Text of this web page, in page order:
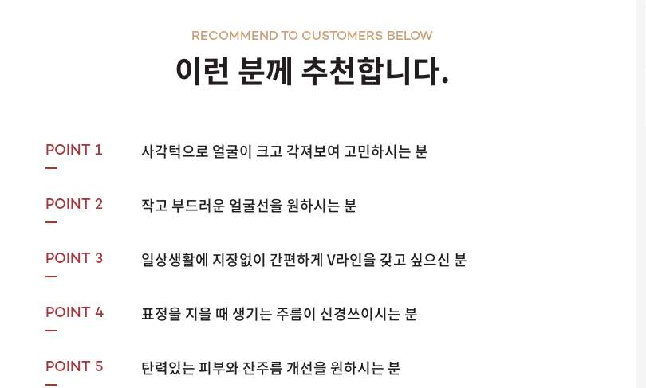
이런 분께 추천합니다.
RECOMMEND TO CUSTOMERS BELOW
POINT 1 사각턱으로 얼굴이 크고 각져보여 고민하시는 분
POINT 2 작고 부드러운 얼굴선을 원하시는 분
POINT 3 일상생활에 지장없이 간편하게 V라인을 갖고 싶으신 분
POINT 4 표정을 지을 때 생기는 주름이 신경쓰이시는 분
POINT 5 탄력있는 피부와 잔주름 개선을 원하시는 분